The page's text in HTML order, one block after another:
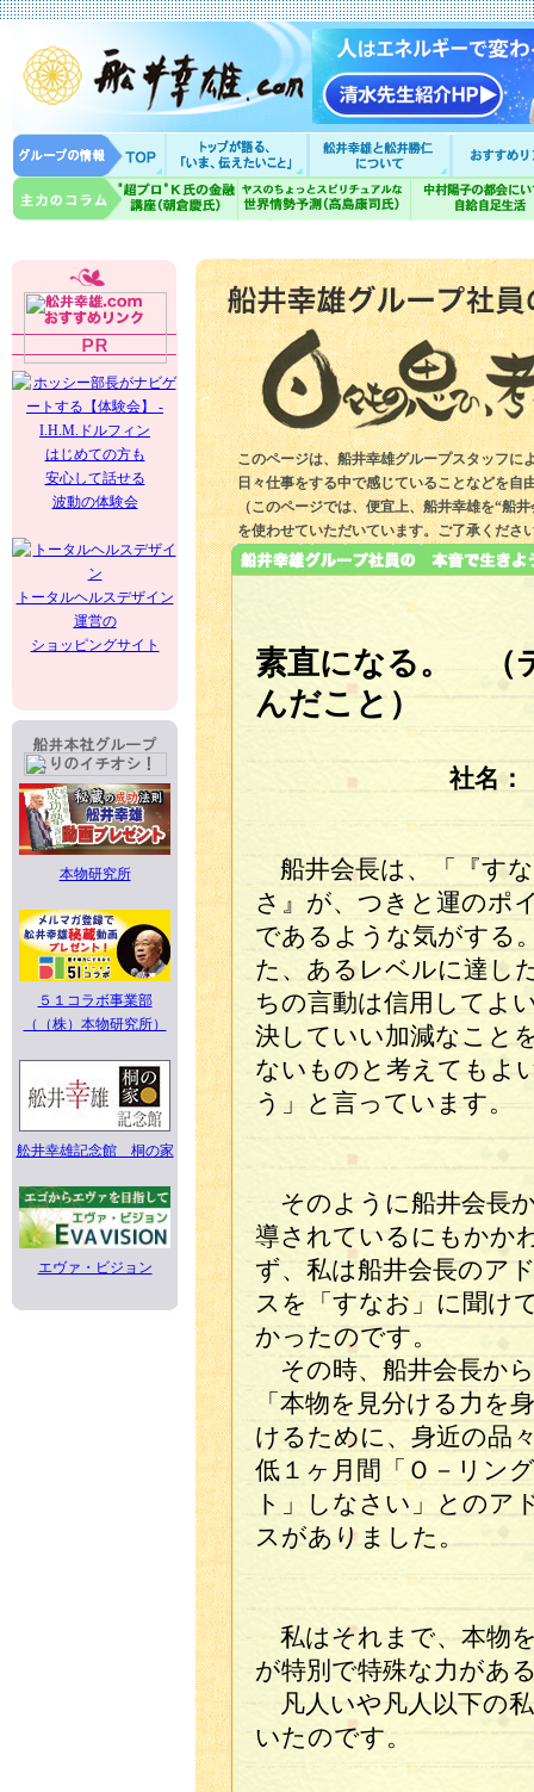
はじめての方も
安心して話せる
波動の体験会
トータルヘルスデザイン
運営の
ショッピングサイト
本物研究所
５１コラボ事業部
（（株）本物研究所）
舩井幸雄記念館 桐の家
エヴァ・ビジョン
このページは、船井幸雄グループスタッフに
日々仕事をする中で感じていることなどを自
（このページでは、便宜上、船井幸雄を“船
を使わせていただいています。ご了承くださ
素直になる。 （
んだこと）
社名：
船井会長は、「『す
さ』が、つきと運のポ
であるような気がする
た、あるレベルに達し
ちの言動は信用してよ
決していい加減なこと
ないものと考えてもよ
う」と言っています。
そのように船井会長
導されているにもかか
ず、私は船井会長のア
スを「すなお」に聞け
かったのです。
その時、船井会長か
「本物を見分ける力を
けるために、身近の品
低１ヶ月間「Ｏ－リン
ト」しなさい」とのア
スがありました。
私はそれまで、本物
が特別で特殊な力があ
凡人いや凡人以下の
いたのです。